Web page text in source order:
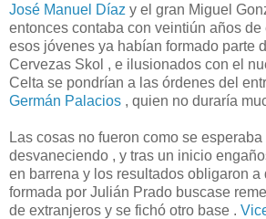
José Manuel Díaz y el gran Miguel
entonces contaba con veintiún años de
esos jóvenes ya habían formado parte
Cervezas Skol , e ilusionados con el
Celta se pondrían a las órdenes del
Germán Palacios , quien no duraría
Las cosas no fueron como se
desvaneciendo , y tras un inicio
en barrena y los resultados obligaron a
formada por Julián Prado buscase
de extranjeros y se fichó otro base .